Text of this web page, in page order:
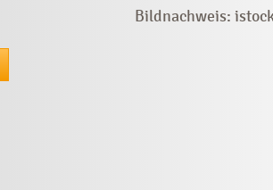
Bildnachweis: